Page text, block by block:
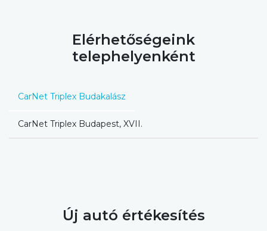
Elérhetőségeink
telephelyenként
CarNet Triplex Budakalász
CarNet Triplex Budapest, XVII.
Új autó értékesítés